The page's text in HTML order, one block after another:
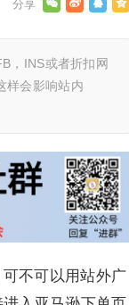
，INS或者折扣网
样会影响站内
不可以用站外广